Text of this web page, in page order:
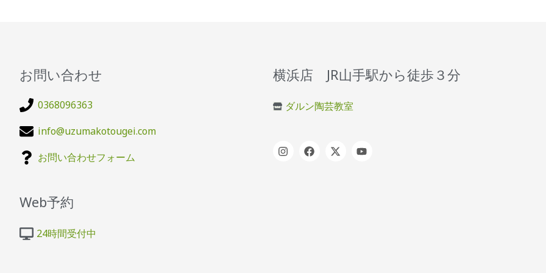
お問い合わせ
0368096363
info@uzumakotougei.com
お問い合わせフォーム
Web予約
24時間受付中
横浜店 JR山手駅から徒歩３分
ダルン陶芸教室